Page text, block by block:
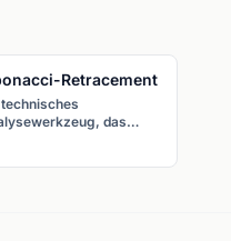
Retracement
technisches
das